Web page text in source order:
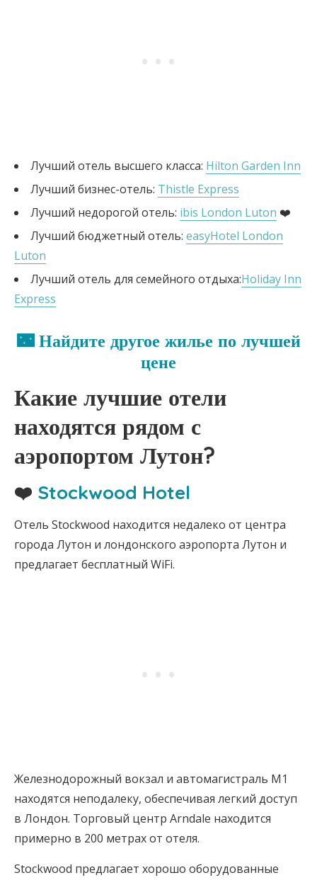
Лучший отель высшего класса: Hilton Garden Inn
Лучший бизнес-отель: Thistle Express
Лучший недорогой отель: ibis London Luton ❤️
Лучший бюджетный отель: easyHotel London
Luton
Лучший отель для семейного отдыха:Holiday Inn
Express
🌃 Найдите другое жилье по лучшей
цене
Какие лучшие отели
находятся рядом с
аэропортом Лутон?
❤️ Stockwood Hotel
Отель Stockwood находится недалеко от центра
города Лутон и лондонского аэропорта Лутон и
предлагает бесплатный WiFi.
Железнодорожный вокзал и автомагистраль M1
находятся неподалеку, обеспечивая легкий доступ
в Лондон. Торговый центр Arndale находится
примерно в 200 метрах от отеля.
Stockwood предлагает хорошо оборудованные